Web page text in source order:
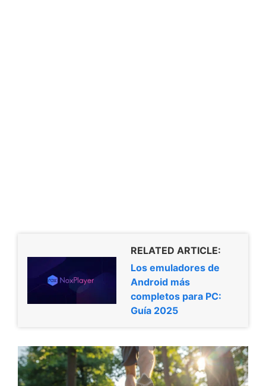
RELATED ARTICLE:
Los emuladores de
Android más
completos para PC:
Guía 2025